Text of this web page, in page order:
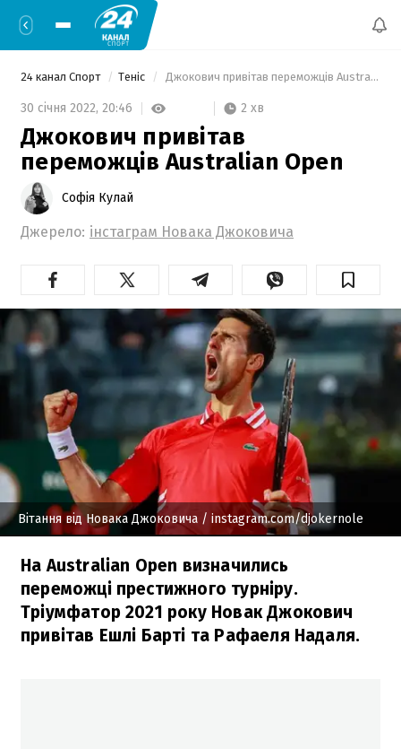
24 канал Спорт Теніс Джокович привітав переможців Australian Open
30 січня 2022, 20:46 2 хв
Джокович привітав
переможців Australian Open
Софія Кулай
Джерело: інстаграм Новака Джоковича
Вітання від Новака Джоковича / instagram.com/djokernole
На Australian Open визначились
переможці престижного турніру.
Тріумфатор 2021 року Новак Джокович
привітав Ешлі Барті та Рафаеля Надаля.